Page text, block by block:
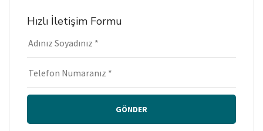
Hızlı İletişim Formu
GÖNDER